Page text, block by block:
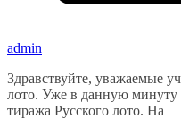
admin
Здравствуйте, уважаемые
лото. Уже в данную минуту
тиража Русского лото. На